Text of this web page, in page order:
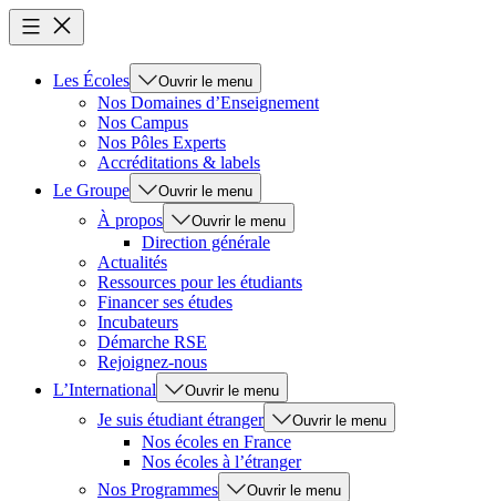
Les Écoles Ouvrir le menu
Nos Domaines d’Enseignement
Nos Campus
Nos Pôles Experts
Accréditations & labels
Le Groupe
Ouvrir le menu
À propos Ouvrir le menu
Direction générale
Actualités
Ressources pour les étudiants
Financer ses études
Incubateurs
Démarche RSE
Rejoignez-nous
L’International
Ouvrir le menu
Je suis étudiant étranger Ouvrir le menu
Nos écoles en France
Nos écoles à l’étranger
Nos Programmes
Ouvrir le menu